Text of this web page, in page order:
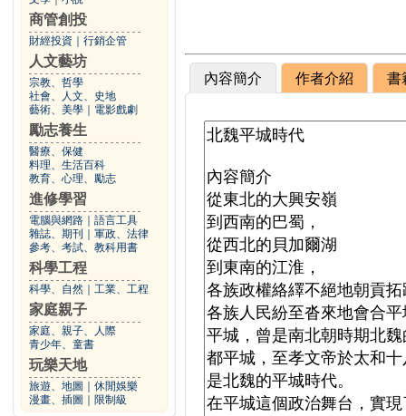
商管創投
財經投資 行銷企管
人文藝坊
宗教、哲學
社會、人文、史地
藝術、美學
電影戲劇
勵志養生
醫療、保健
料理、生活百科
教育、心理、勵志
進修學習
電腦與網路
語言工具
雜誌、期刊
軍政、法律
參考、考試、教科用書
科學工程
科學、自然 工業、工程
家庭親子
家庭、親子、人際
青少年、童書
玩樂天地
旅遊、地圖
休閒娛樂
漫畫、插圖
限制級
內容簡介 作者介紹 書